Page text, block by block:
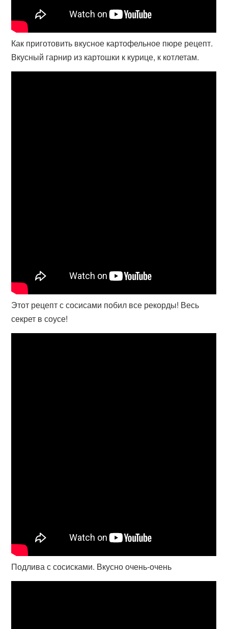
Как приготовить вкусное картофельное пюре рецепт.
Вкусный гарнир из картошки к курице, к котлетам.
Этот рецепт с сосисами побил все рекорды! Весь
секрет в соусе!
Подлива с сосисками. Вкусно очень-очень